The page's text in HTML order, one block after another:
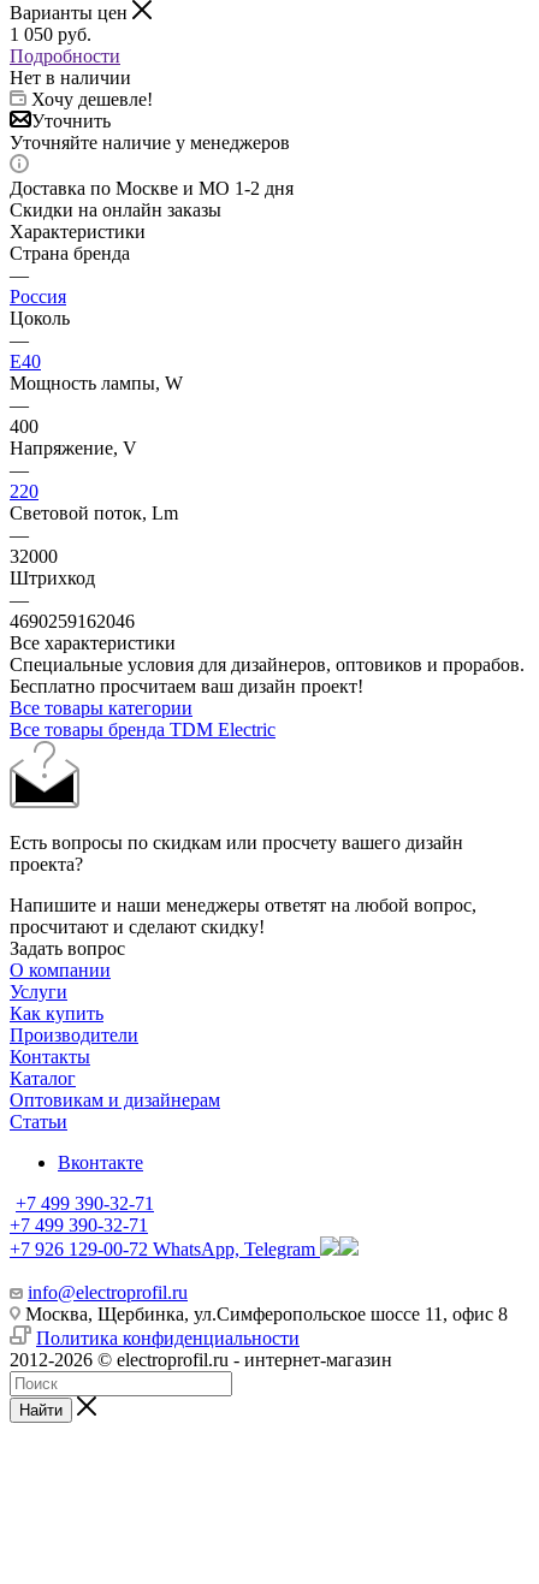
Варианты цен
1 050 руб.
Подробности
Нет в наличии
Хочу дешевле!
Уточнить
Уточняйте наличие у менеджеров
Доставка по Москве и МО 1-2 дня
Скидки на онлайн заказы
Характеристики
Страна бренда
—
Россия
Цоколь
—
E40
Мощность лампы, W
—
400
Напряжение, V
—
220
Световой поток, Lm
—
32000
Штрихкод
—
4690259162046
Все характеристики
Специальные условия для дизайнеров, оптовиков и прорабов.
Бесплатно просчитаем ваш дизайн проект!
Все товары категории
Все товары бренда TDM Electric
Есть вопросы по скидкам или просчету вашего дизайн
проекта?
Напишите и наши менеджеры ответят на любой вопрос,
просчитают и сделают скидку!
Задать вопрос
О компании
Услуги
Как купить
Производители
Контакты
Каталог
Оптовикам и дизайнерам
Статьи
Вконтакте
+7 499 390-32-71
+7 499 390-32-71
+7 926 129-00-72 WhatsApp, Telegram
info@electroprofil.ru
Москва, Щербинка, ул.Симферопольское шоссе 11, офис 8
Политика конфиденциальности
2012-2026 © electroprofil.ru - интернет-магазин
Найти